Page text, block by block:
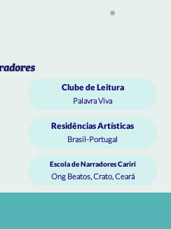
Clube de Leitura
Palavra Viva
Residências Artísticas
Brasil-Portugal
Escola de Narradores Cariri
Ong Beatos, Crato, Ceará